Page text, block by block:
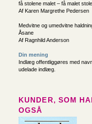
få stolene malet – få malet
Af Karen Margrethe Pedersen
Medvitne og umedvitne
Åsane
Af Ragnhild Anderson
Din mening
Indlæg offentliggøres med
udelade indlæg.
KUNDER, SOM
OGSÅ